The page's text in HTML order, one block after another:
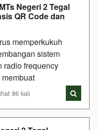
Negeri 2 Tegal
QR Code dan
memperkukuh
sistem
radio frequency
86 kali